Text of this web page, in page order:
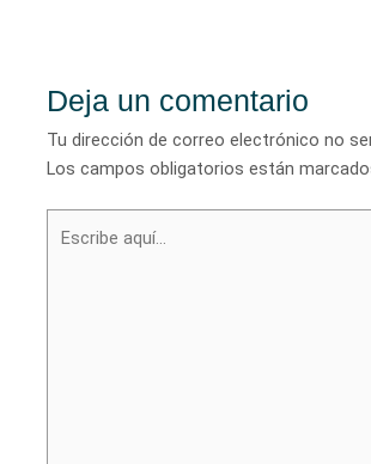
Deja un comentario
Tu dirección de correo electrónico no
Los campos obligatorios están
aquí...